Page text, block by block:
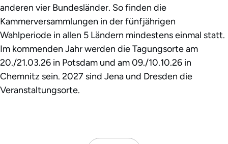
anderen vier Bundesländer. So finden die
Kammerversammlungen in der fünfjährigen
Wahlperiode in allen 5 Ländern mindestens einmal statt.
Im kommenden Jahr werden die Tagungsorte am
20./21.03.26 in Potsdam und am 09./10.10.26 in
Chemnitz sein. 2027 sind Jena und Dresden die
Veranstaltungsorte.